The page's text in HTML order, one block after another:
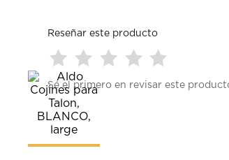
Reseñar este producto
Seleccionar
para
calificar
el
artículo
Seleccionar
para
calificar
el
artículo
paraparapara
Sé el primero en revisar este